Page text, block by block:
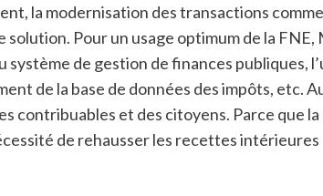
la modernisation des transactions
Pour un usage optimum de la
système de gestion de finances publiques,
de la base de données des impôts,
contribuables et des citoyens. Parce que
de rehausser les recettes